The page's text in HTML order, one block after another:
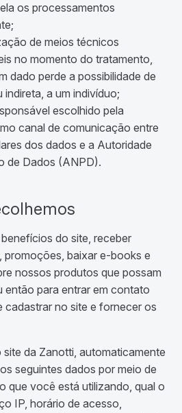
os processamentos
de meios técnicos
no momento do tratamento,
dado perde a possibilidade de
a um indivíduo;
escolhido pela
canal de comunicação entre
dos dados e a Autoridade
de Dados (ANPD).
do site, receber
promoções, baixar e-books e
nossos produtos que possam
então para entrar em contato
no site e fornecer os
da Zanotti, automaticamente
seguintes dados por meio de
que você está utilizando, qual o
IP, horário de acesso,